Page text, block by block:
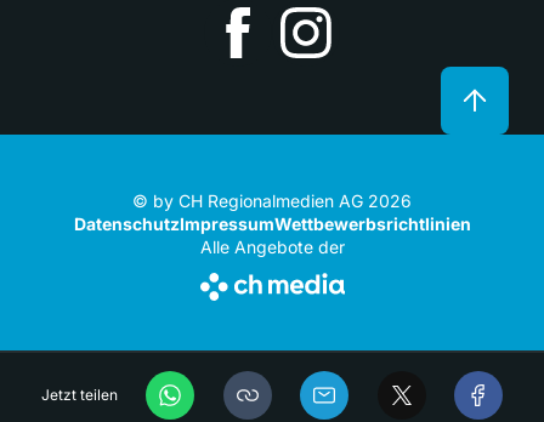
Jetzt teilen
© by CH Regionalmedien AG 2026
DatenschutzImpressumWettbewerbsrichtlinien
Alle Angebote der